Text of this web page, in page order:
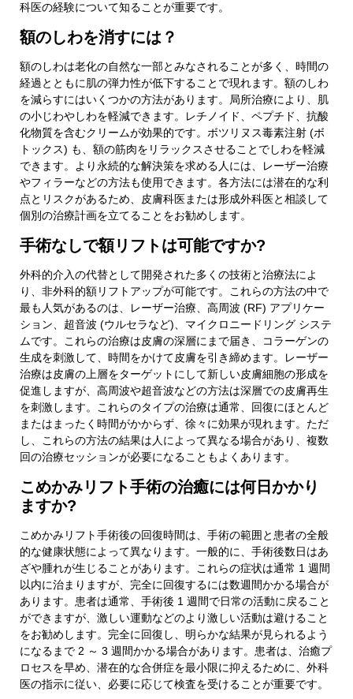
科医の経験について知ることが重要です。
額のしわを消すには？
額のしわは老化の自然な一部とみなされることが多く、時間の
経過とともに肌の弾力性が低下することで現れます。額のしわ
を減らすにはいくつかの方法があります。局所治療により、肌
の小じわやしわを軽減できます。レチノイド、ペプチド、抗酸
化物質を含むクリームが効果的です。ボツリヌス毒素注射 (ボ
トックス) も、額の筋肉をリラックスさせることでしわを軽減
できます。より永続的な解決策を求める人には、レーザー治療
やフィラーなどの方法も使用できます。各方法には潜在的な利
点とリスクがあるため、皮膚科医または形成外科医と相談して
個別の治療計画を立てることをお勧めします。
手術なしで額リフトは可能ですか?
外科的介入の代替として開発された多くの技術と治療法によ
り、非外科的額リフトアップが可能です。これらの方法の中で
最も人気があるのは、レーザー治療、高周波 (RF) アプリケー
ション、超音波 (ウルセラなど)、マイクロニードリング システ
ムです。これらの治療は皮膚の深層にまで届き、コラーゲンの
生成を刺激して、時間をかけて皮膚を引き締めます。レーザー
治療は皮膚の上層をターゲットにして新しい皮膚細胞の形成を
促進しますが、高周波や超音波などの方法は深層での皮膚再生
を刺激します。これらのタイプの治療は通常、回復にほとんど
またはまったく時間がかからず、徐々に効果が現れます。ただ
し、これらの方法の結果は人によって異なる場合があり、複数
回の治療セッションが必要になることもよくあります。
こめかみリフト手術の治癒には何日かかり
ますか?
こめかみリフト手術後の回復時間は、手術の範囲と患者の全般
的な健康状態によって異なります。一般的に、手術後数日はあ
ざや腫れが生じることがあります。これらの症状は通常 1 週間
以内に治まりますが、完全に回復するには数週間かかる場合が
あります。患者は通常、手術後 1 週間で日常の活動に戻ること
ができますが、激しい運動などのより激しい活動は避けること
をお勧めします。完全に回復し、明らかな結果が見られるよう
になるまで 2 ～ 3 週間かかる場合があります。患者は、治癒プ
ロセスを早め、潜在的な合併症を最小限に抑えるために、外科
医の指示に従い、必要に応じて検査を受けることが重要です。